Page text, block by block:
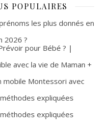
POPULAIRES
les plus donnés en
2026 ?
pour Bébé ? |
avec la vie de Maman +
mobile Montessori avec
expliquées
expliquées